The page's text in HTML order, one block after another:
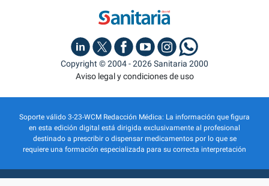
Copyright © 2004 - 2026 Sanitaria 2000
Aviso legal y condiciones de uso
Soporte válido 3-23-WCM Redacción Médica: La información que figura
en esta edición digital está dirigida exclusivamente al profesional
destinado a prescribir o dispensar medicamentos por lo que se
requiere una formación especializada para su correcta interpretación